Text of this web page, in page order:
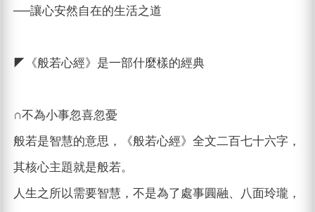
──讓心安然自在的生活之道
◤《般若心經》是一部什麼樣的經典
∩不為小事忽喜忽憂
般若是智慧的意思，《般若心經》全文二百七十六字，
其核心主題就是般若。
人生之所以需要智慧，不是為了處事圓融、八面玲瓏，